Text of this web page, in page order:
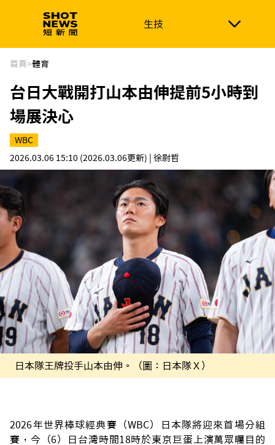
生技
生技 政治
新南向 體育
首頁>體育
台日大戰開打山本由伸提前5小時到
場展決心
WBC
2026.03.06 15:10 (2026.03.06更新) | 徐尉哲
日本隊王牌投手山本由伸。（圖：日本隊Ｘ）
2026年世界棒球經典賽（WBC）日本隊將迎來首場分組
賽，今（6）日台灣時間18時於東京巨蛋上演萬眾矚目的